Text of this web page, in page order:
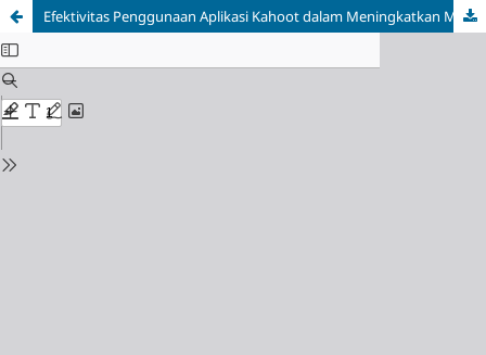
Efektivitas Penggunaan Aplikasi Kahoot dalam Meningkatkan Motivasi Belajar Siswa Sekolah Dasar: Studi Literatur